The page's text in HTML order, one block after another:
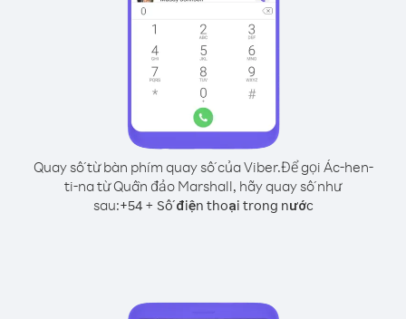
Quay số từ bàn phím quay số của Viber.Để gọi Ác-hen-
ti-na từ Quần đảo Marshall, hãy quay số như
sau:+54+ Số điện thoại trong nước